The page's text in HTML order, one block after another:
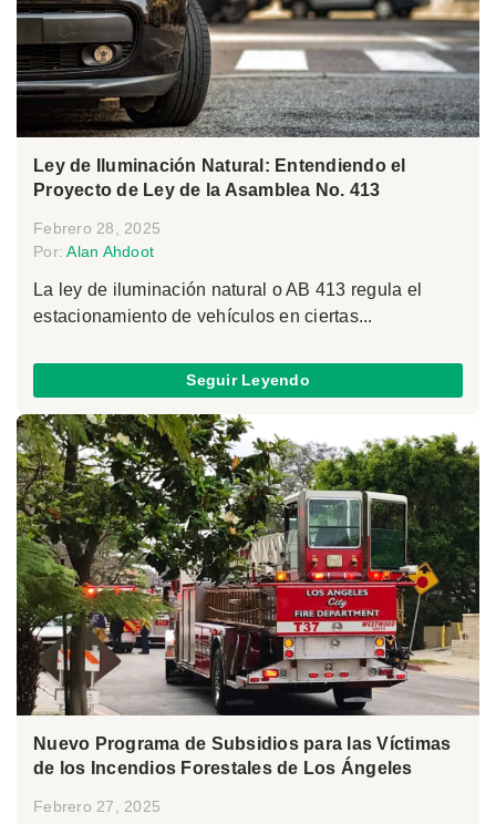
Ley de Iluminación Natural: Entendiendo el
Proyecto de Ley de la Asamblea No. 413
Febrero 28, 2025
Por:Alan Ahdoot
La ley de iluminación natural o AB 413 regula el
estacionamiento de vehículos en ciertas...
Seguir Leyendo
Nuevo Programa de Subsidios para las Víctimas
de los Incendios Forestales de Los Ángeles
Febrero 27, 2025